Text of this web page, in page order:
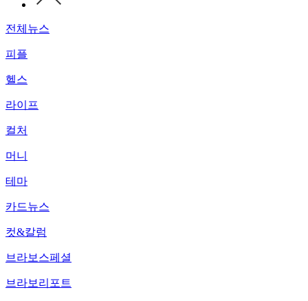
전체뉴스
피플
헬스
라이프
컬처
머니
테마
카드뉴스
컷&칼럼
브라보스페셜
브라보리포트